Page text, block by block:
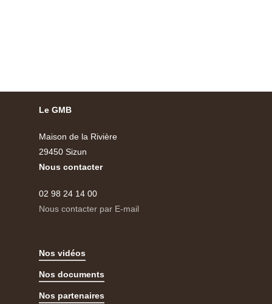
Le GMB
Maison de la Rivière
29450 Sizun
Nous contacter
02 98 24 14 00
Nous contacter par E-mail
Nos vidéos
Nos documents
Nos partenaires